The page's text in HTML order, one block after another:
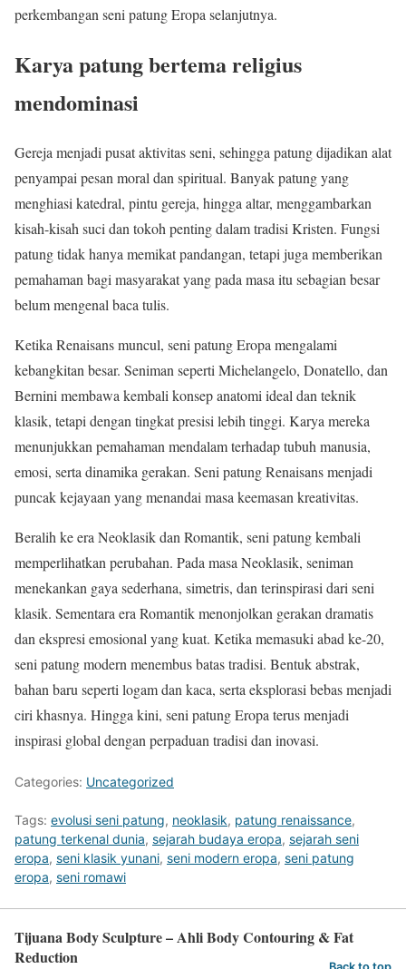
perkembangan seni patung Eropa selanjutnya.
Karya patung bertema religius
mendominasi
Gereja menjadi pusat aktivitas seni, sehingga patung dijadikan alat
penyampai pesan moral dan spiritual. Banyak patung yang
menghiasi katedral, pintu gereja, hingga altar, menggambarkan
kisah-kisah suci dan tokoh penting dalam tradisi Kristen. Fungsi
patung tidak hanya memikat pandangan, tetapi juga memberikan
pemahaman bagi masyarakat yang pada masa itu sebagian besar
belum mengenal baca tulis.
Ketika Renaisans muncul, seni patung Eropa mengalami
kebangkitan besar. Seniman seperti Michelangelo, Donatello, dan
Bernini membawa kembali konsep anatomi ideal dan teknik
klasik, tetapi dengan tingkat presisi lebih tinggi. Karya mereka
menunjukkan pemahaman mendalam terhadap tubuh manusia,
emosi, serta dinamika gerakan. Seni patung Renaisans menjadi
puncak kejayaan yang menandai masa keemasan kreativitas.
Beralih ke era Neoklasik dan Romantik, seni patung kembali
memperlihatkan perubahan. Pada masa Neoklasik, seniman
menekankan gaya sederhana, simetris, dan terinspirasi dari seni
klasik. Sementara era Romantik menonjolkan gerakan dramatis
dan ekspresi emosional yang kuat. Ketika memasuki abad ke-20,
seni patung modern menembus batas tradisi. Bentuk abstrak,
bahan baru seperti logam dan kaca, serta eksplorasi bebas menjadi
ciri khasnya. Hingga kini, seni patung Eropa terus menjadi
inspirasi global dengan perpaduan tradisi dan inovasi.
Categories: Uncategorized
Tags: evolusi seni patung, neoklasik, patung renaissance,
patung terkenal dunia, sejarah budaya eropa, sejarah seni
eropa, seni klasik yunani, seni modern eropa, seni patung
eropa, seni romawi
Tijuana Body Sculpture – Ahli Body Contouring & Fat
Reduction